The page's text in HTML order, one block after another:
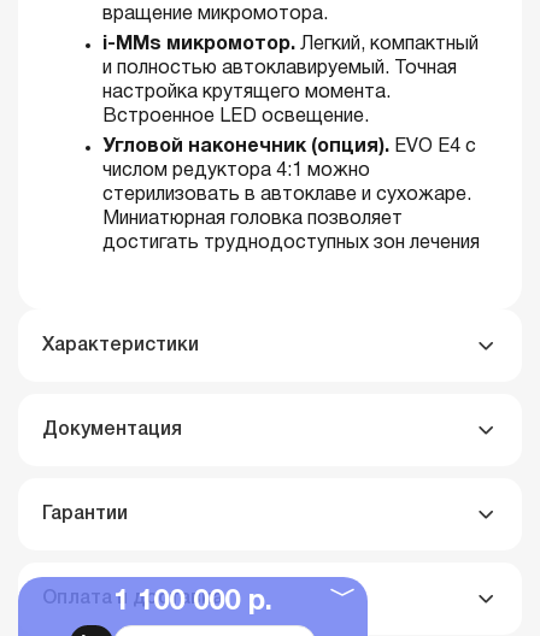
1 100 000 р.
вращение микромотора.
i-MMs микромотор. Легкий, компактный
и полностью автоклавируемый. Точная
настройка крутящего момента.
Встроенное LED освещение.
Угловой наконечник (опция). EVO E4 с
числом редуктора 4:1 можно
стерилизовать в автоклаве и сухожаре.
Миниатюрная головка позволяет
достигать труднодоступных зон лечения
Характеристики
Документация
Гарантии
Оплата и доставка